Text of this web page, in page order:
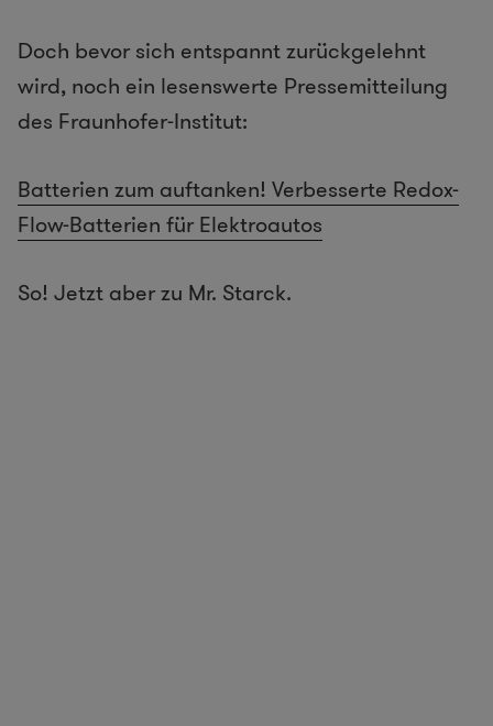
Doch bevor sich entspannt zurückgelehnt
wird, noch ein lesenswerte Pressemitteilung
des Fraunhofer-Institut:
Batterien zum auftanken! Verbesserte Redox-
Flow-Batterien für Elektroautos
So! Jetzt aber zu Mr. Starck.